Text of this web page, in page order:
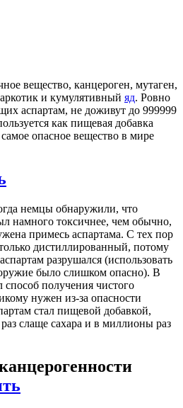
вещество, канцероген, мутаген,
и кумулятивный яд. Ровно
аспартам, не доживут до 999999
как пищевая добавка
опасное вещество в мире
немцы обнаружили, что
намного токсичнее, чем обычно,
примесь аспартама. С тех пор
дистиллированный, потому
разрушался (использовать
было слишком опасно). В
способ получения чистого
нужен из-за опасности
стал пищевой добавкой,
слаще сахара и в миллионы раз